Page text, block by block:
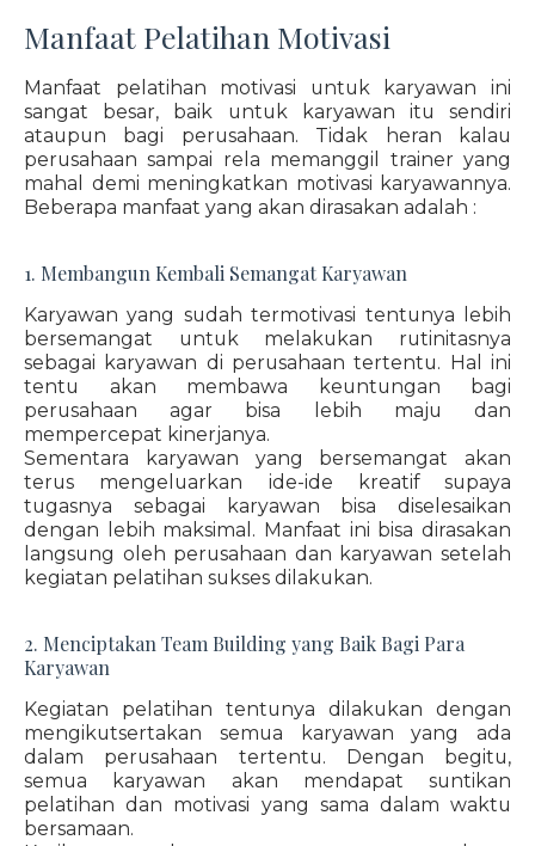
Manfaat Pelatihan Motivasi
Manfaat pelatihan motivasi untuk karyawan ini
sangat besar, baik untuk karyawan itu sendiri
ataupun bagi perusahaan. Tidak heran kalau
perusahaan sampai rela memanggil trainer yang
mahal demi meningkatkan motivasi karyawannya.
Beberapa manfaat yang akan dirasakan adalah :
1. Membangun Kembali Semangat Karyawan
Karyawan yang sudah termotivasi tentunya lebih
bersemangat untuk melakukan rutinitasnya
sebagai karyawan di perusahaan tertentu. Hal ini
tentu akan membawa keuntungan bagi
perusahaan agar bisa lebih maju dan
mempercepat kinerjanya.
Sementara karyawan yang bersemangat akan
terus mengeluarkan ide-ide kreatif supaya
tugasnya sebagai karyawan bisa diselesaikan
dengan lebih maksimal. Manfaat ini bisa dirasakan
langsung oleh perusahaan dan karyawan setelah
kegiatan pelatihan sukses dilakukan.
2. Menciptakan Team Building yang Baik Bagi Para
Karyawan
Kegiatan pelatihan tentunya dilakukan dengan
mengikutsertakan semua karyawan yang ada
dalam perusahaan tertentu. Dengan begitu,
semua karyawan akan mendapat suntikan
pelatihan dan motivasi yang sama dalam waktu
bersamaan.